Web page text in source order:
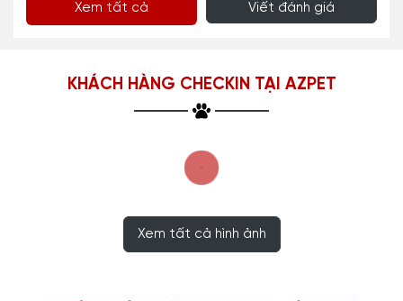
Xem tất cả Viết đánh giá
KHÁCH HÀNG CHECKIN TẠI AZPET
Xem tất cả hình ảnh